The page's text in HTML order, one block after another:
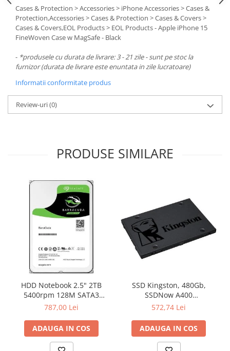
Componente Server
Servere
Retelistica & Supraveghere
Printing
Multifunctionale
Imprimante
TV, Multimedia & Electronice
Multiboard & Accessorii
Multimedia
Foto & Video
Sisteme Videoconferinta
Securitate Date
Firewall
Cases & Protection > Accessories > iPhone Accessories > Cases &
Protection,Accessories > Cases & Protection > Cases & Covers >
Cases & Covers,EOL Products > EOL Products - Apple iPhone 15
FineWoven Case w MagSafe - Black
- *produsele cu durata de livrare: 3 - 21 zile - sunt pe stoc la
furnizor (durata de livrare este enuntata in zile lucratoare)
Informatii conformitate produs
Review-uri(0)
PRODUSE SIMILARE
HDD Notebook 2.5" 2TB
5400rpm 128M SATA3
SEAGATE
787,00 Lei
ADAUGA IN COS
SSD Kingston, 480Gb,
SSDNow A400
"SA400S37/480G"
572,74 Lei
ADAUGA IN COS